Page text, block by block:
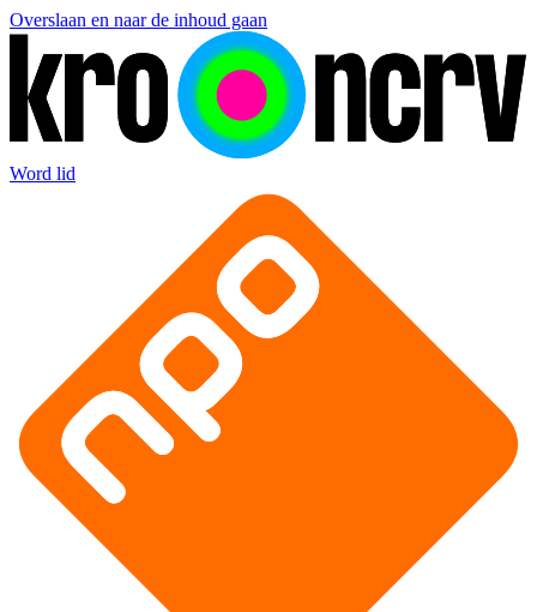
Overslaan en naar de inhoud gaan
Word lid